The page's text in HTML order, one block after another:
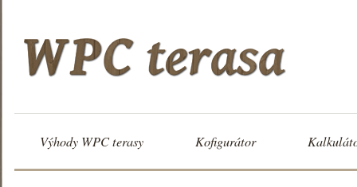
Výhody WPC terasy Kofigurátor